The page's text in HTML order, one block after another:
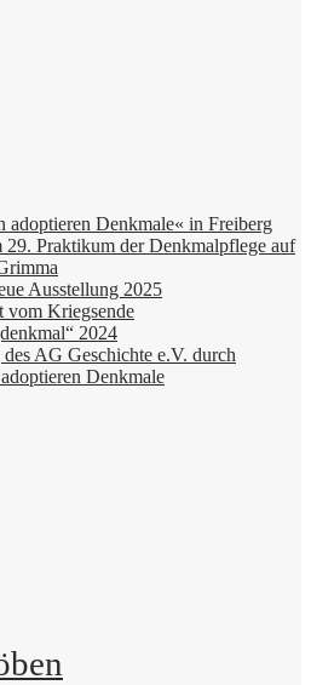
adoptieren Denkmale« in Freiberg
29. Praktikum der Denkmalpflege auf
Ausstellung 2025
vom Kriegsende
2024
AG Geschichte e.V. durch
Denkmale